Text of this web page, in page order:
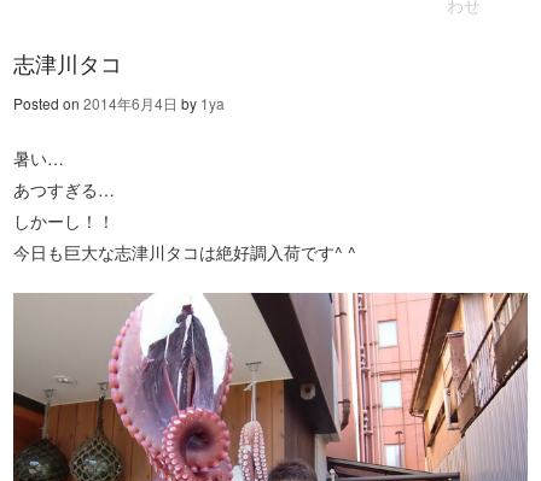
志津川タコ
Posted on2014年6月4日 by 1ya
暑い…
あつすぎる…
しかーし！！
今日も巨大な志津川タコは絶好調入荷です^ ^